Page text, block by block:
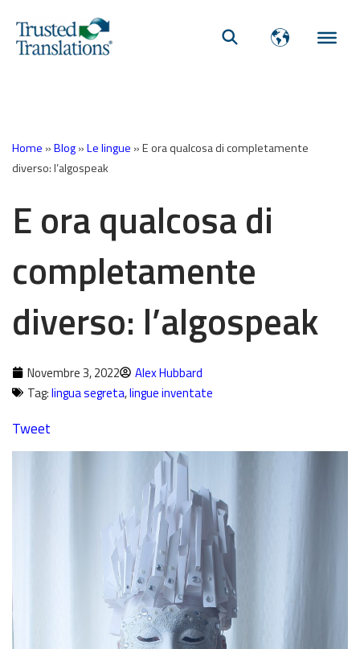
Home »Blog»Le lingue »E ora qualcosa di completamente
diverso: l’algospeak
E ora qualcosa di
completamente
diverso: l’algospeak
Novembre 3, 2022
Alex Hubbard
Tag:lingua segreta,lingue inventate
Tweet